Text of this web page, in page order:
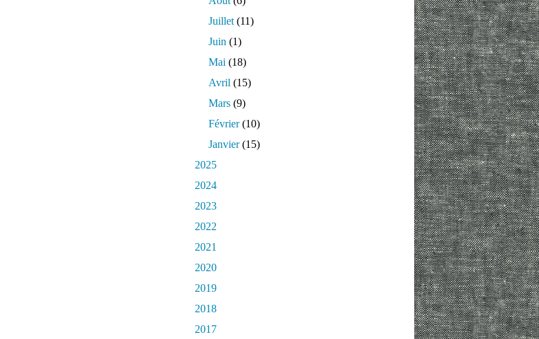
Juillet (11)
Juin (1)
Mai (18)
Avril (15)
Mars (9)
Février(10)
Janvier(15)
2025
2024
2023
2022
2021
2020
2019
2018
2017